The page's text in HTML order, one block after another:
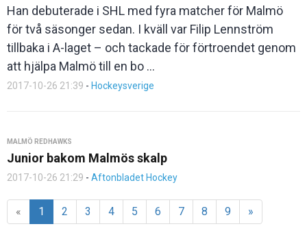
Han debuterade i SHL med fyra matcher för Malmö
för två säsonger sedan. I kväll var Filip Lennström
tillbaka i A-laget – och tackade för förtroendet genom
att hjälpa Malmö till en bo ...
2017-10-26 21:39 - Hockeysverige
MALMÖ REDHAWKS
Junior bakom Malmös skalp
2017-10-26 21:29 - Aftonbladet Hockey
« 1 2 3 4 5 6 7 8 9 »